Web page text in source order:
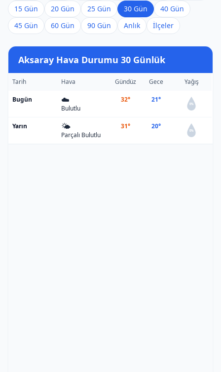
15 Gün
20 Gün 25 Gün 30 Gün
40 Gün
45 Gün
60 Gün 90 Gün Anlık İlçeler
Aksaray Hava Durumu 30 Günlük
Tarih Hava Gündüz Gece Yağış
Bugün ☁️
Bulutlu
32° 21°
0%
Yarın 🌤️
Parçalı Bulutlu
31° 20°
0%